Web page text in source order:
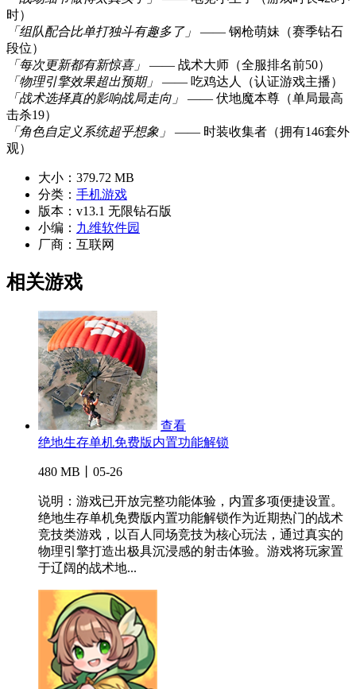
时）
「组队配合比单打独斗有趣多了」
—— 钢枪萌妹（赛季钻石
段位）
「每次更新都有新惊喜」
—— 战术大师（全服排名前50）
「物理引擎效果超出预期」
—— 吃鸡达人（认证游戏主播）
「战术选择真的影响战局走向」
—— 伏地魔本尊（单局最高
击杀19）
「角色自定义系统超乎想象」
—— 时装收集者（拥有146套外
观）
大小： 379.72 MB
分类： 手机游戏
版本： v13.1 无限钻石版
小编： 九维软件园
厂商： 互联网
相关游戏
查看
绝地生存单机免费版内置功能解锁
480 MB丨05-26
说明：游戏已开放完整功能体验，内置多项便捷设置。
绝地生存单机免费版内置功能解锁作为近期热门的战术
竞技类游戏，以百人同场竞技为核心玩法，通过真实的
物理引擎打造出极具沉浸感的射击体验。游戏将玩家置
于辽阔的战术地...